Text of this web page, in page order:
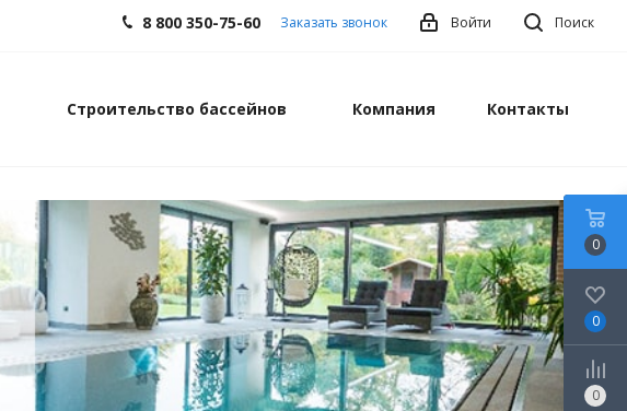
Поиск
Войти
8 800 350-75-60 Заказать звонок
Строительство бассейнов Компания Контакты
0
0
0